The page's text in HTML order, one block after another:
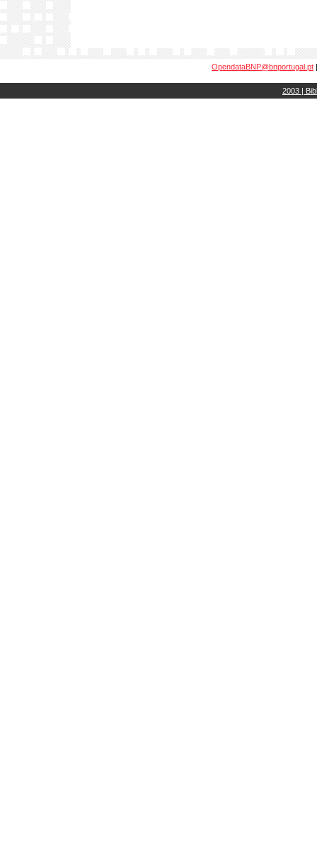
OpendataBNP@bnportugal.pt
2003 |